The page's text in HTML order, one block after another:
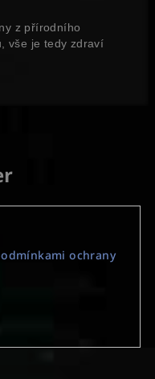
z přírodního
vše je tedy zdraví
ochrany